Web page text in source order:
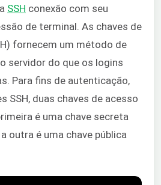
SSH conexão com seu
de terminal. As chaves de
fornecem um método de
servidor do que os logins
Para fins de autenticação,
SSH, duas chaves de acesso
é uma chave secreta
outra é uma chave pública